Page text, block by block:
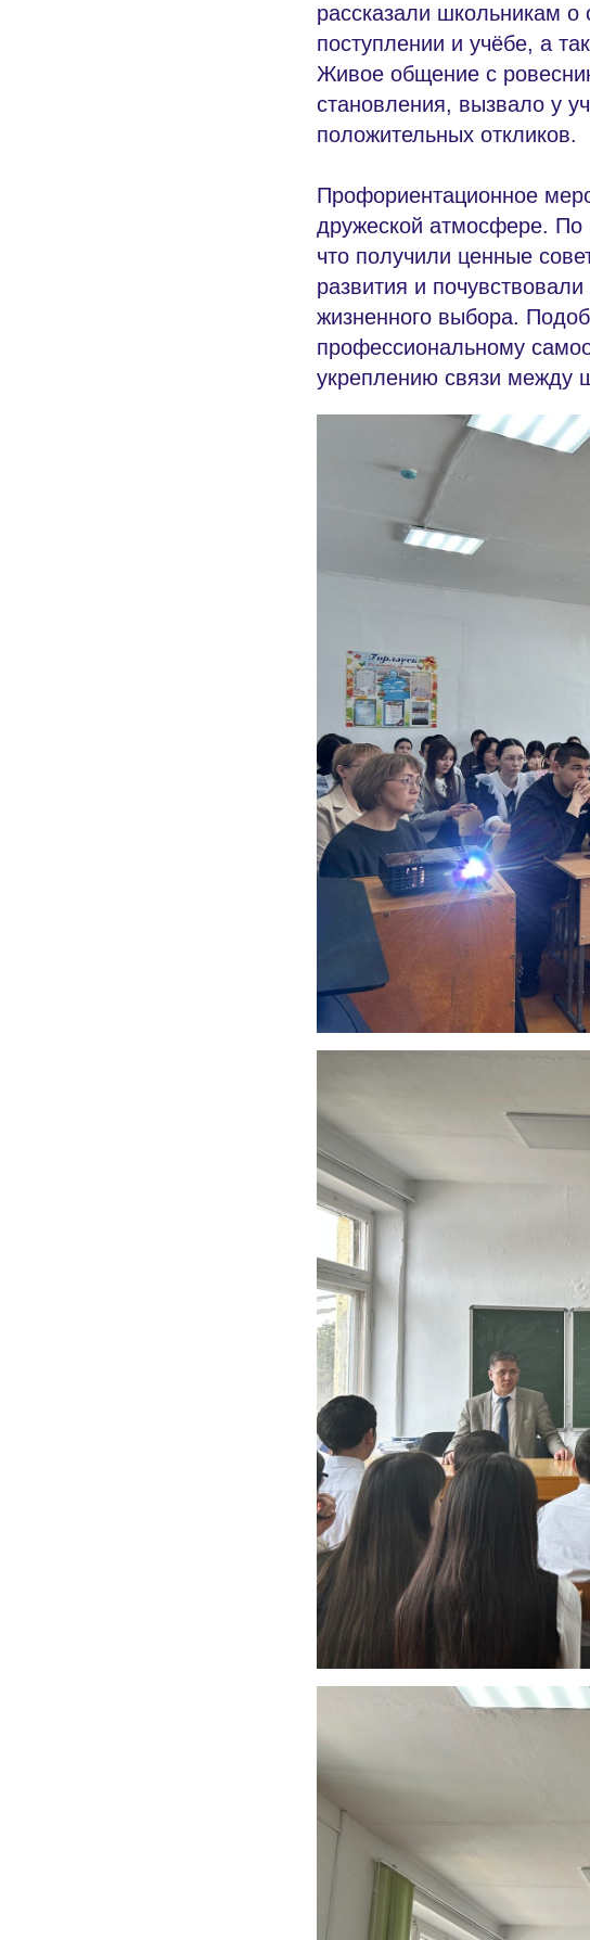
рассказали школьникам о
поступлении и учёбе, а
Живое общение с
становления, вызвало у
положительных откликов.
Профориентационное
дружеской атмосфере. По
что получили ценные
развития и
жизненного выбора.
профессиональному
укреплению связи между